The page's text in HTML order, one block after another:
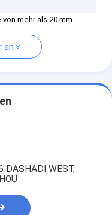
mehr als 20 mm
an
DASHADI WEST,